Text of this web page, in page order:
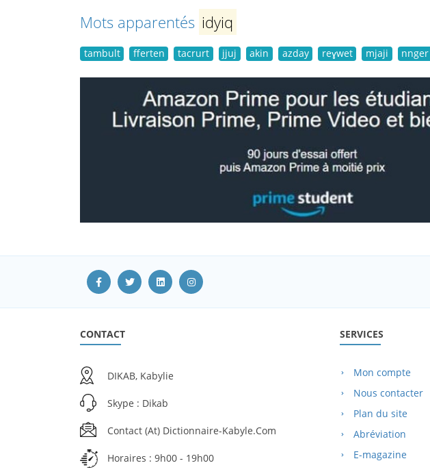
Mots apparentés idyiq
tambult fferten tacrurt jjuj akin azday reɣwet mjaji nnger
CONTACT
DIKAB, Kabylie
Skype : Dikab
Contact (at) Dictionnaire-Kabyle.com
Horaires : 9h00 - 19h00
SERVICES
Mon compte
Nous contacter
Plan du site
Abréviation
E-magazine